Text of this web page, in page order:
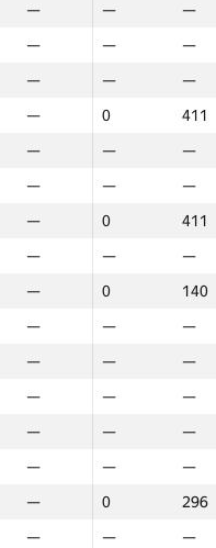
— — —
— — —
— — —
— 0 411
— — —
— — —
— 0 411
— — —
— 0 140
— — —
— — —
— — —
— — —
— — —
— 0 296
— — —
3